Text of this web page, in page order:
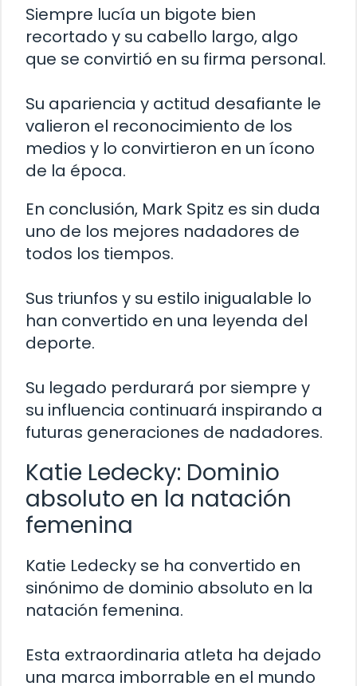
Siempre lucía un bigote bien
recortado y su cabello largo, algo
que se convirtió en su firma personal.
Su apariencia y actitud desafiante le
valieron el reconocimiento de los
medios y lo convirtieron en un ícono
de la época.
En conclusión, Mark Spitz es sin duda
uno de los mejores nadadores de
todos los tiempos.
Sus triunfos y su estilo inigualable lo
han convertido en una leyenda del
deporte.
Su legado perdurará por siempre y
su influencia continuará inspirando a
futuras generaciones de nadadores.
Katie Ledecky: Dominio
absoluto en la natación
femenina
Katie Ledecky se ha convertido en
sinónimo de dominio absoluto en la
natación femenina.
Esta extraordinaria atleta ha dejado
una marca imborrable en el mundo